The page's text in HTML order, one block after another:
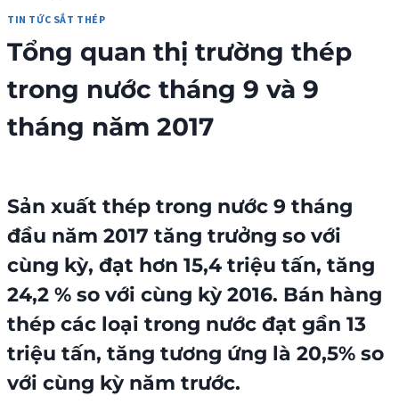
TIN TỨC SẮT THÉP
Tổng quan thị trường thép
trong nước tháng 9 và 9
tháng năm 2017
Sản xuất thép trong nước 9 tháng
đầu năm 2017 tăng trưởng so với
cùng kỳ, đạt hơn 15,4 triệu tấn, tăng
24,2 % so với cùng kỳ 2016. Bán hàng
thép các loại trong nước đạt gần 13
triệu tấn, tăng tương ứng là 20,5% so
với cùng kỳ năm trước.